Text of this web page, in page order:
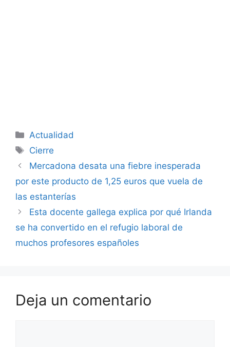
Categorías
Actualidad
Etiquetas
Cierre
Mercadona desata una fiebre inesperada
por este producto de 1,25 euros que vuela de
las estanterías
Esta docente gallega explica por qué Irlanda
se ha convertido en el refugio laboral de
muchos profesores españoles
Deja un comentario